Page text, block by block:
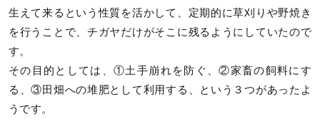
生えて来るという性質を活かして、定期的に草刈りや野焼き
を行うことで、チガヤだけがそこに残るようにしていたので
す。
その目的としては、①土手崩れを防ぐ、②家畜の飼料にす
る、③田畑への堆肥として利用する、という３つがあったよ
うです。